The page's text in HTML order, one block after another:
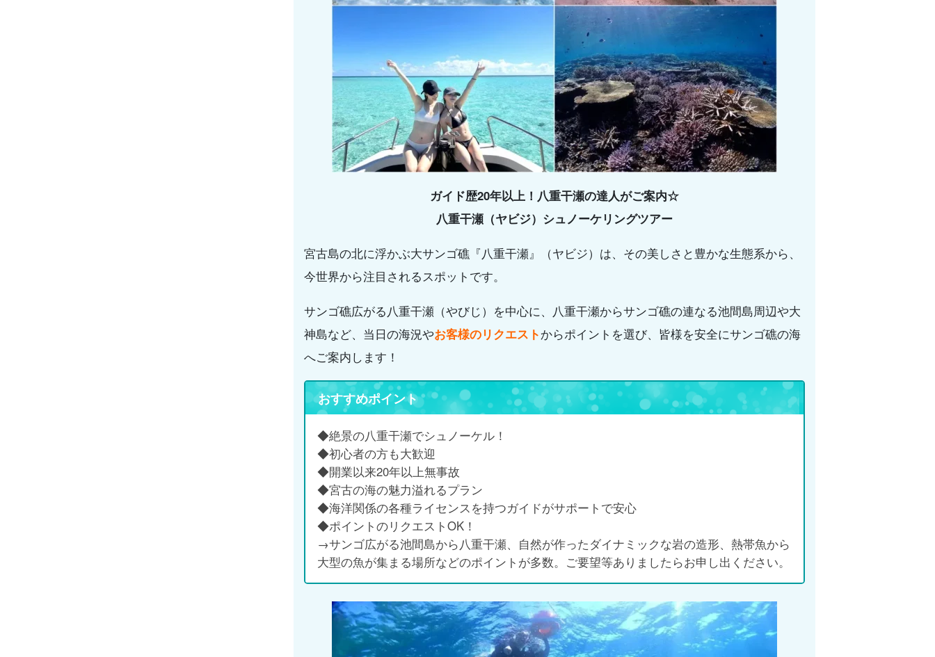
ガイド歴20年以上！八重干瀬の達人がご案内☆
八重干瀬（ヤビジ）シュノーケリングツアー
宮古島の北に浮かぶ大サンゴ礁『八重干瀬』（ヤビジ）は、その美しさと豊かな生態系から、
今世界から注目されるスポットです。
サンゴ礁広がる八重干瀬（やびじ）を中心に、八重干瀬からサンゴ礁の連なる池間島周辺や大
神島など、当日の海況やお客様のリクエストからポイントを選び、皆様を安全にサンゴ礁の海
へご案内します！
おすすめポイント
◆絶景の八重干瀬でシュノーケル！
◆初心者の方も大歓迎
◆開業以来20年以上無事故
◆宮古の海の魅力溢れるプラン
◆海洋関係の各種ライセンスを持つガイドがサポートで安心
◆ポイントのリクエストOK！
→サンゴ広がる池間島から八重干瀬、自然が作ったダイナミックな岩の造形、熱帯魚から
大型の魚が集まる場所などのポイントが多数。ご要望等ありましたらお申し出ください。